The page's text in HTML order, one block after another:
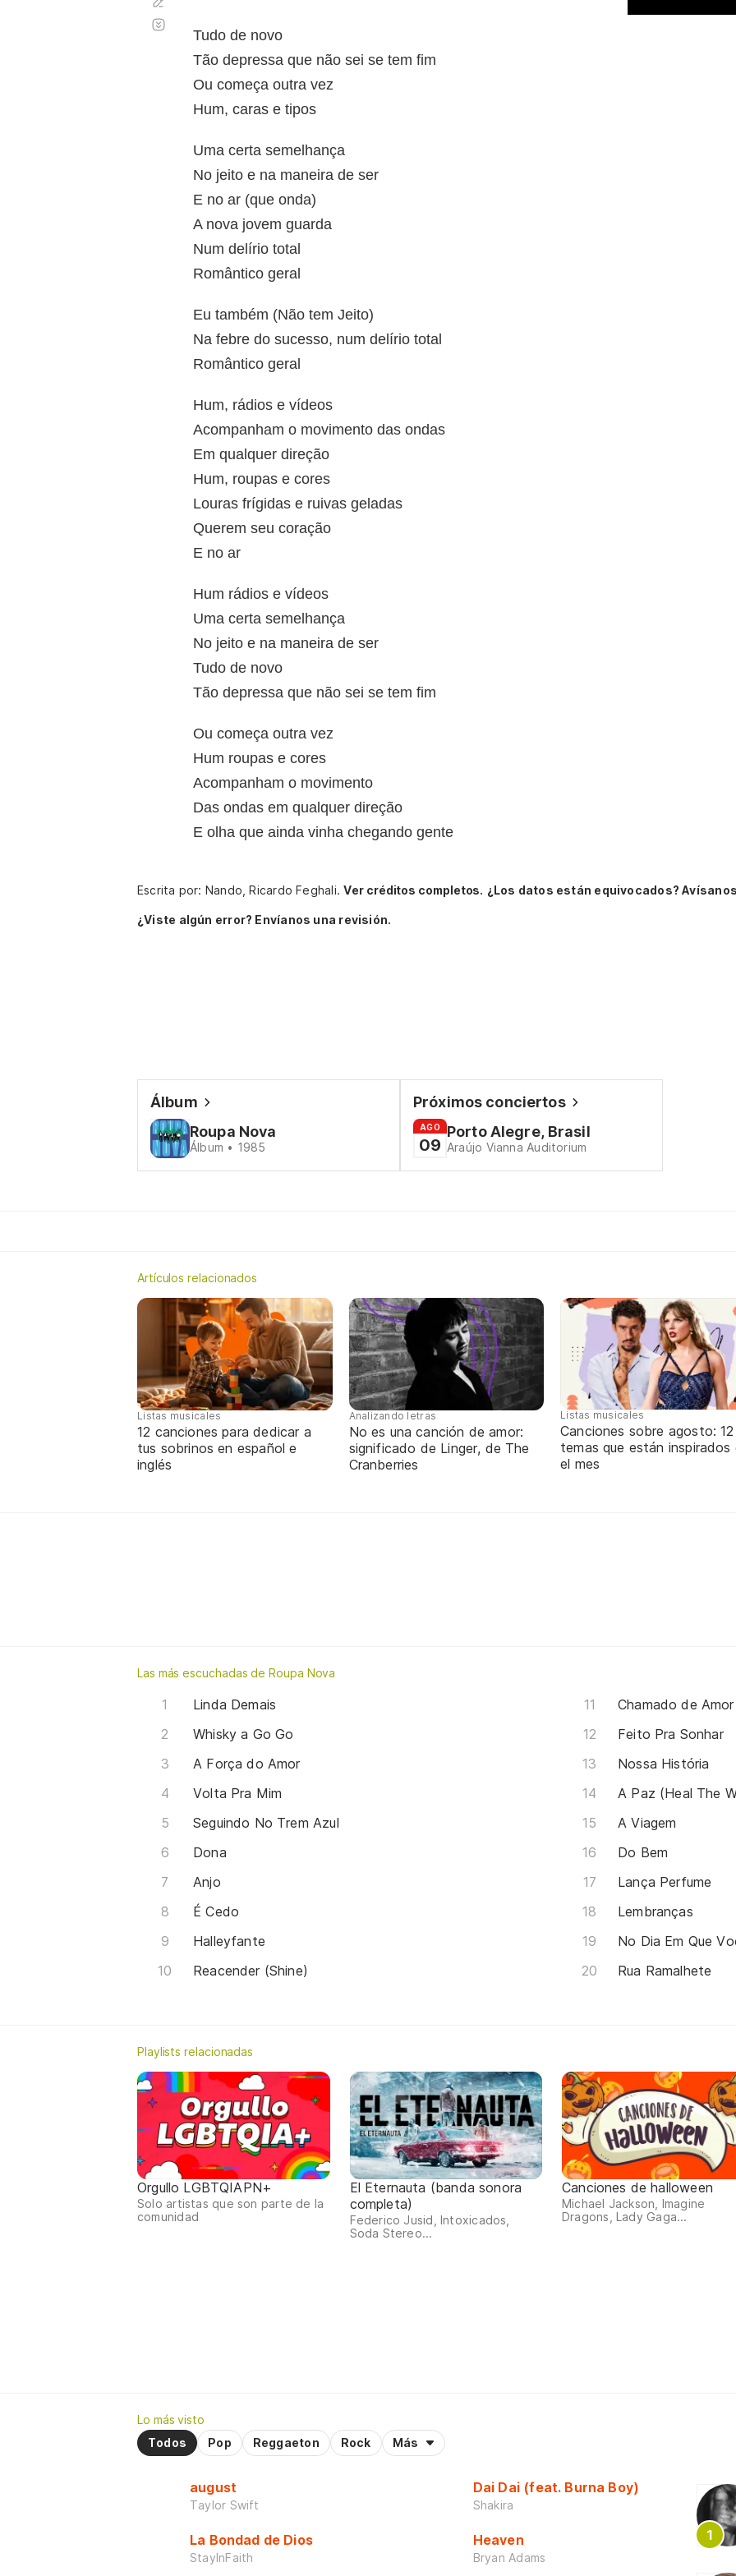
Tudo de novo
Tão depressa que não sei se tem fim
Ou começa outra vez
Hum, caras e tipos
Uma certa semelhança
No jeito e na maneira de ser
E no ar (que onda)
A nova jovem guarda
Num delírio total
Romântico geral
Eu também (Não tem Jeito)
Na febre do sucesso, num delírio total
Romântico geral
Hum, rádios e vídeos
Acompanham o movimento das ondas
Em qualquer direção
Hum, roupas e cores
Louras frígidas e ruivas geladas
Querem seu coração
E no ar
Hum rádios e vídeos
Uma certa semelhança
No jeito e na maneira de ser
Tudo de novo
Tão depressa que não sei se tem fim
Ou começa outra vez
Hum roupas e cores
Acompanham o movimento
Das ondas em qualquer direção
E olha que ainda vinha chegando gente
automático
Escrita por: Nando, Ricardo Feghali.Ver créditos completos. ¿Los datos están equivocados?
¿Viste algún error? Envíanos una revisión.
Álbum
Roupa Nova
Álbum • 1985
Próximos conciertos
AGO
09
Porto Alegre, Brasil
Araújo Vianna Auditorium
Artículos relacionados
Listas musicales
12 canciones para dedicar a
tus sobrinos en español e
inglés
Analizando letras
No es una canción de amor:
significado de Linger, de The
Cranberries
Listas musicales
Canciones sobre agosto: 12
temas que están inspirados
el mes
Las más escuchadas de Roupa Nova
Linda Demais
Whisky a Go Go
A Força do Amor
Volta Pra Mim
Seguindo No Trem Azul
Dona
Anjo
É Cedo
Halleyfante
Reacender (Shine)
Chamado de Amor
Feito Pra Sonhar
Nossa História
A Paz (Heal The
A Viagem
Do Bem
Lança Perfume
Lembranças
No Dia Em Que
Rua Ramalhete
Playlists relacionadas
Orgullo LGBTQIAPN+
Solo artistas que son parte de la
comunidad
El Eternauta (banda sonora
completa)
Federico Jusid, Intoxicados,
Soda Stereo...
Canciones de halloween
Michael Jackson, Imagine
Dragons, Lady Gaga...
Lo más visto
Todos
Pop Reggaeton Rock Más
august
Taylor Swift
La Bondad de Dios
StayInFaith
Dai Dai (feat. Burna Boy)
Shakira
Heaven
Bryan Adams